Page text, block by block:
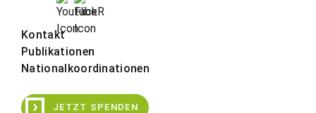
Kontakt
Publikationen
Nationalkoordinationen
› JETZT SPENDEN